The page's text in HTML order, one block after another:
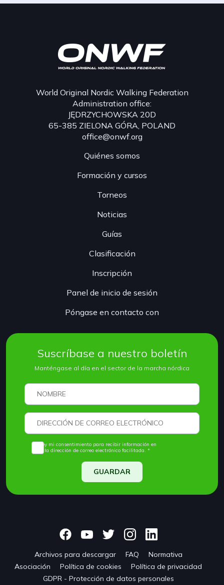
World Original Nordic Walking Federation
Administration office:
JĘDRZYCHOWSKA 20D
65-385 ZIELONA GÓRA, POLAND
office@onwf.org
Quiénes somos
Formación y cursos
Torneos
Noticias
Guías
Clasificación
Inscripción
Panel de inicio de sesión
Póngase en contacto con
Suscríbase a nuestro boletín
Manténgase al día en el sector de la marcha nórdica
Doy mi consentimiento para recibir información en
la dirección de correo electrónico facilitada. *
GUARDAR
Archivos para descargar FAQ
Normativa
Asociación
Política de cookies
Política de privacidad
GDPR - Protección de datos personales